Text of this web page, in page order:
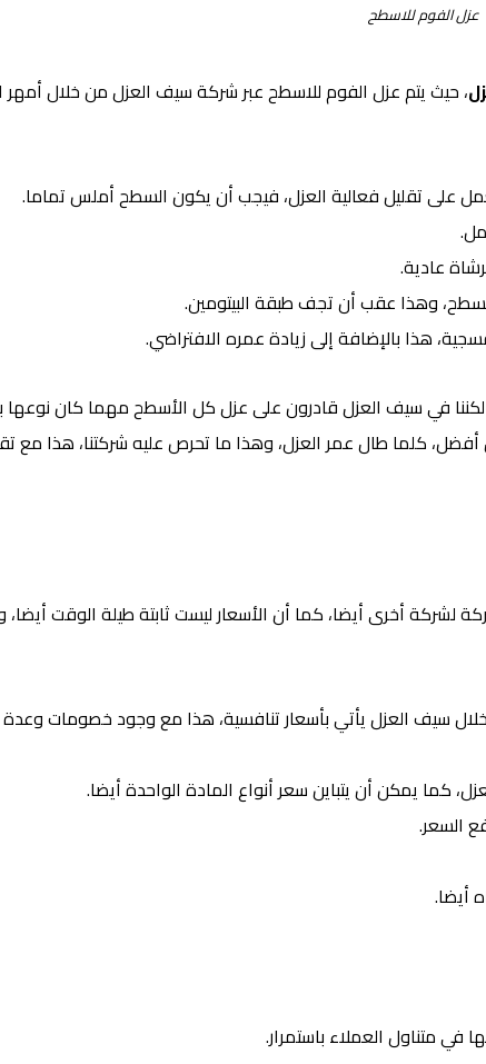
عزل الفوم للاسطح
، حيث يتمعزل الفوم للاسطحعبر شركة سيف العزل من خلال أمهر
على تقليل فعالية العزل، فيجب أن يكون السطح أملس تماما.
عادية.
وهذا عقب أن تجف طبقة البيتومين.
هذا بالإضافة إلى زيادة عمره الافتراضي.
لكننا في سيف العزل قادرون على عزل كل الأسطح مهما كان
أفضل، كلما طال عمر العزل، وهذا ما تحرص عليه شركتنا، هذا مع
أخرى أيضا، كما أن الأسعار ليست ثابتة طيلة الوقت أيضا،
سيف العزل يأتي بأسعار تنافسية، هذا مع وجود خصومات
كما يمكن أن يتباين سعر أنواع المادة الواحدة أيضا.
السعر.
أيضا.
في متناول العملاء باستمرار.